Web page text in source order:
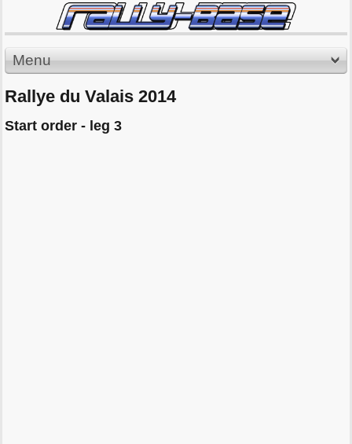
Menu
Rallye du Valais 2014
Start order - leg 3